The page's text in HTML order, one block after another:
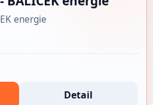
energie
Detail